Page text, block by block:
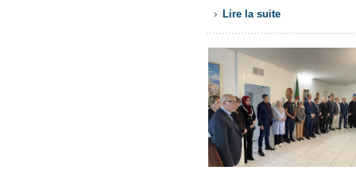
Lire la suite